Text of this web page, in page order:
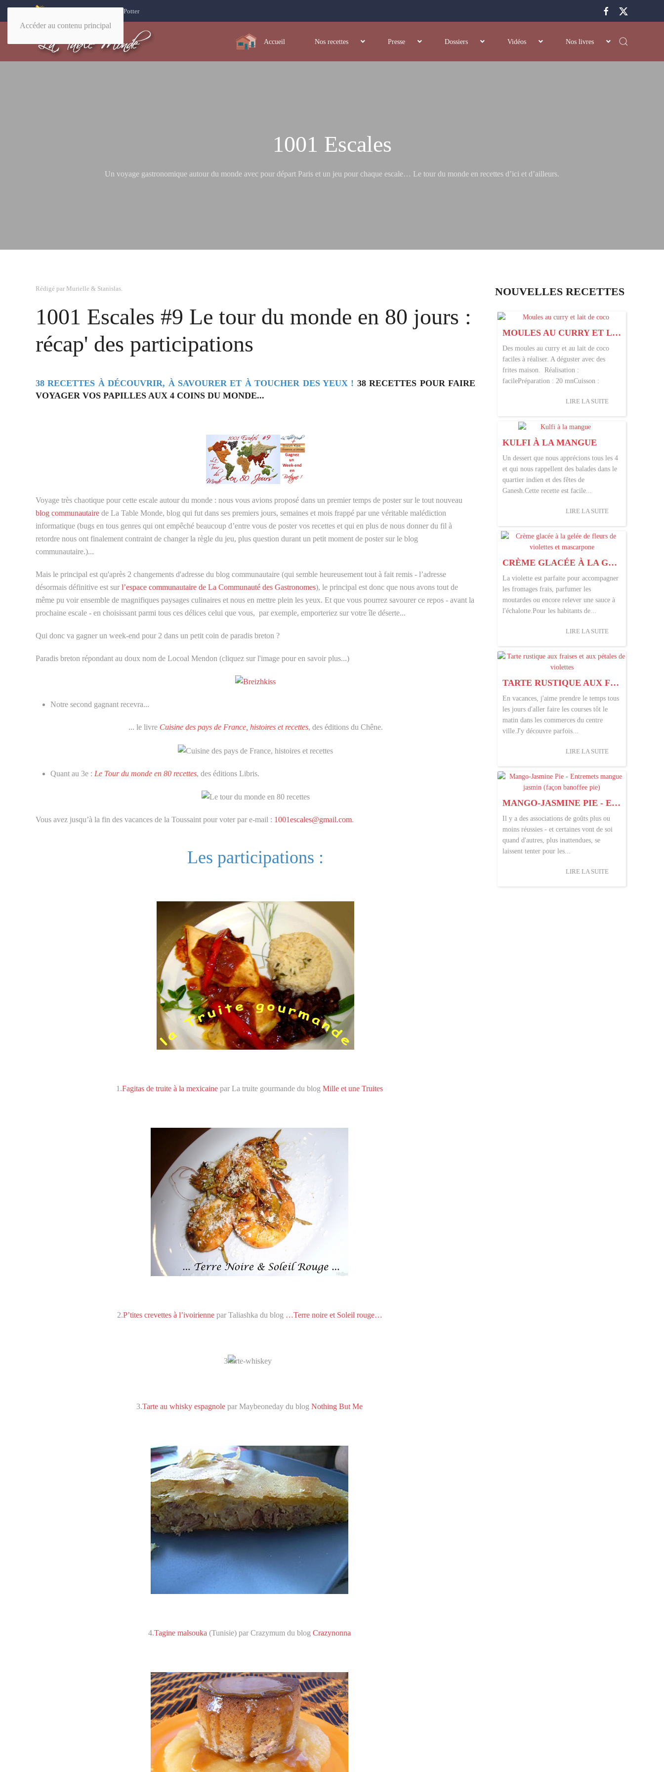
Accéder au contenu principal
32 recettes magiques Harry Potter
Accueil Nos recettes Presse Dossiers Vidéos Nos livres
1001 Escales
Un voyage gastronomique autour du monde avec pour départ Paris et un jeu pour chaque escale… Le tour du monde en recettes d’ici et d’ailleurs.
Rédigé par Murielle & Stanislas.
1001 Escales #9 Le tour du monde en 80 jours :
récap' des participations
38 RECETTES À DÉCOUVRIR, À SAVOURER ET À TOUCHER DES YEUX ! 38 RECETTES POUR FAIRE
VOYAGER VOS PAPILLES AUX 4 COINS DU MONDE...
Voyage très chaotique pour cette escale autour du monde : nous vous avions proposé dans un premier temps de poster sur le tout nouveau
blog communautaire de La Table Monde, blog qui fut dans ses premiers jours, semaines et mois frappé par une véritable malédiction
informatique (bugs en tous genres qui ont empêché beaucoup d’entre vous de poster vos recettes et qui en plus de nous donner du fil à
retordre nous ont finalement contraint de changer la règle du jeu, plus question durant un petit moment de poster sur le blog
communautaire.)...
Mais le principal est qu'après 2 changements d'adresse du blog communautaire (qui semble heureusement tout à fait remis - l’adresse
désormais définitive est sur l’espace communautaire de La Communauté des Gastronomes), le principal est donc que nous avons tout de
même pu voir ensemble de magnifiques paysages culinaires et nous en mettre plein les yeux. Et que vous pourrez savourer ce repos - avant la
prochaine escale - en choisissant parmi tous ces délices celui que vous, par exemple, emporteriez sur votre île déserte...
Qui donc va gagner un week-end pour 2 dans un petit coin de paradis breton ?
Paradis breton répondant au doux nom de Locoal Mendon (cliquez sur l'image pour en savoir plus...)
Notre second gagnant recevra...
... le livre Cuisine des pays de France, histoires et recettes, des éditions du Chêne.
Quant au 3e : Le Tour du monde en 80 recettes, des éditions Libris.
Vous avez jusqu’à la fin des vacances de la Toussaint pour voter par e-mail : 1001escales@gmail.com.
Les participations :
1.Fagitas de truite à la mexicaine par La truite gourmande du blog Mille et une Truites
2.P’tites crevettes à l’ivoiriennepar Taliashka du blog …Terre noire et Soleil rouge…
3.Tarte au whisky espagnole par Maybeoneday du blog Nothing But Me
4.Tagine malsouka (Tunisie) par Crazymum du blog Crazynonna
NOUVELLES RECETTES
MOULES AU CURRY ET LAIT DE COCO
Des moules au curry et au lait de coco
faciles à réaliser. A déguster avec des
frites maison. Réalisation :
facilePréparation : 20 mnCuisson :
LIRE LA SUITE
KULFI À LA MANGUE
Un dessert que nous apprécions tous les 4
et qui nous rappellent des balades dans le
quartier indien et des fêtes de
Ganesh.Cette recette est facile...
LIRE LA SUITE
CRÈME GLACÉE À LA GELÉE DE FLEURS DE VIOLETTES ET MASCARPONE
La violette est parfaite pour accompagner
les fromages frais, parfumer les
moutardes ou encore relever une sauce à
l'échalotte.Pour les habitants de...
LIRE LA SUITE
TARTE RUSTIQUE AUX FRAISES ET AUX PÉTALES DE VIOLETTES
En vacances, j'aime prendre le temps tous
les jours d'aller faire les courses tôt le
matin dans les commerces du centre
ville.J'y découvre parfois...
LIRE LA SUITE
MANGO-JASMINE PIE - ENTREMETS MANGUE JASMIN (FAÇON BANOFFEE PIE)
Il y a des associations de goûts plus ou
moins réussies - et certaines vont de soi
quand d'autres, plus inattendues, se
laissent tenter pour les...
LIRE LA SUITE